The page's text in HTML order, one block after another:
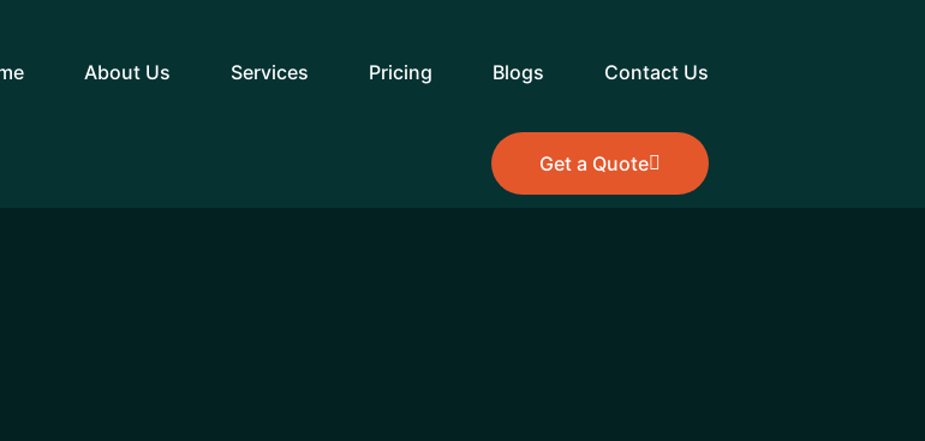
About Us Services Pricing Blogs Contact Us
Get a Quote
Get a Quote